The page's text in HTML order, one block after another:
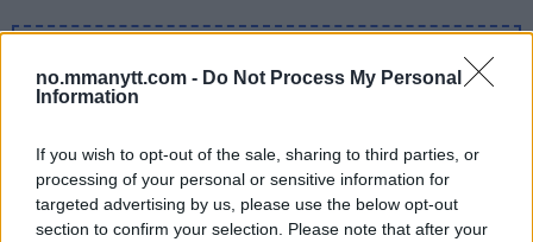
no.mmanytt.com - Do Not Process My Personal
Information
If you wish to opt-out of the sale, sharing to third parties, or
processing of your personal or sensitive information for
targeted advertising by us, please use the below opt-out
section to confirm your selection. Please note that after your
Slug:sidebar_right_1| Tid:3:40:57 AM